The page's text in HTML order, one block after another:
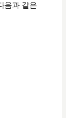
음과 같은